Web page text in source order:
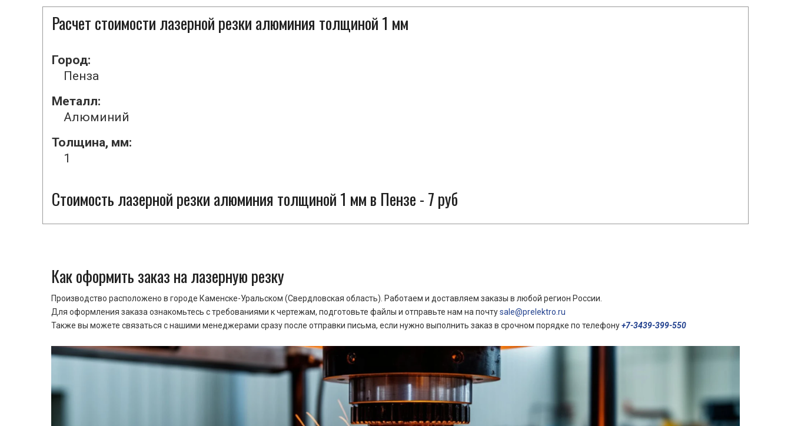
Расчет стоимости лазерной резки алюминия толщиной 1 мм
Город:
Пенза
Металл:
Алюминий
Толщина, мм:
1
Стоимость лазерной резки алюминия толщиной 1 мм в Пензе - 7 руб
Как оформить заказ на лазерную резку
Производство расположено в городе Каменске-Уральском (Свердловская область). Работаем и доставляем заказы в любой регион России.
Для оформления заказа ознакомьтесь с требованиями к чертежам, подготовьте файлы и отправьте нам на почтуsale@prelektro.ru
Также вы можете связаться с нашими менеджерами сразу после отправки письма, если нужно выполнить заказ в срочном порядке по телефону+7-3439-399-550